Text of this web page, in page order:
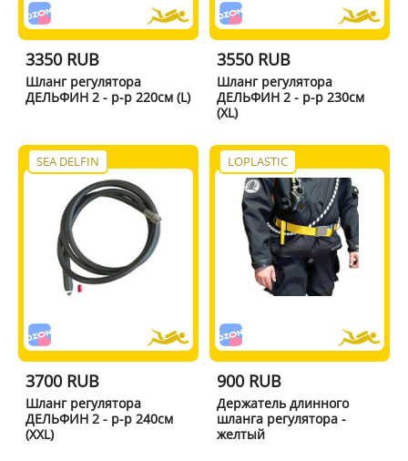
3350 RUB
Шланг регулятора
ДЕЛЬФИН 2 - р-р 220см (L)
3550 RUB
Шланг регулятора
ДЕЛЬФИН 2 - р-р 230см
(XL)
SEA DELFIN
3700 RUB
Шланг регулятора
ДЕЛЬФИН 2 - р-р 240см
(XXL)
LOPLASTIC
900 RUB
Держатель длинного
шланга регулятора -
желтый